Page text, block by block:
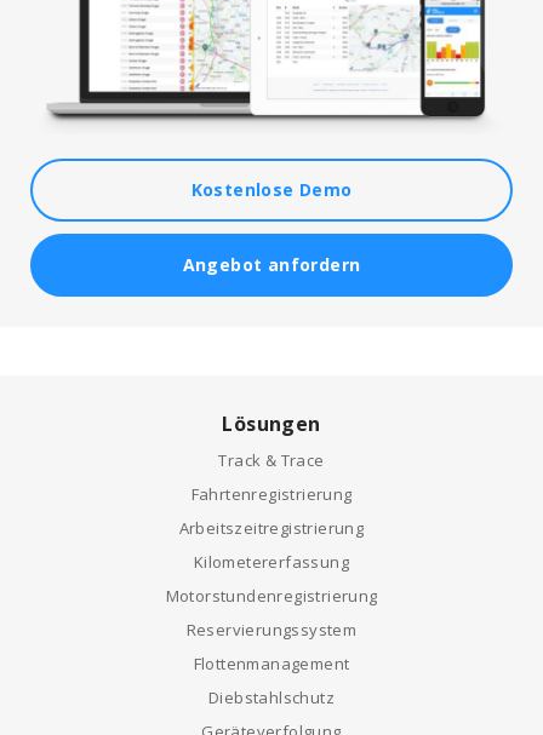
Kostenlose Demo
Angebot anfordern
Lösungen
Track & Trace
Fahrtenregistrierung
Arbeitszeitregistrierung
Kilometererfassung
Motorstundenregistrierung
Reservierungssystem
Flottenmanagement
Diebstahlschutz